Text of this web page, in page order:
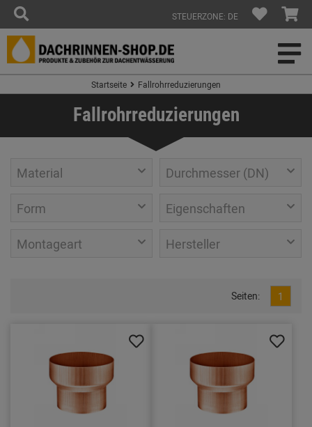
STEUERZONE: DE
Startseite Fallrohrreduzierungen
Fallrohrreduzierungen
Material Durchmesser (DN)
Form Eigenschaften
Montageart Hersteller
Seiten: 1